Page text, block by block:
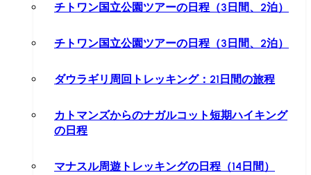
チトワン国立公園ツアーの日程（3日間、2泊）
チトワン国立公園ツアーの日程（3日間、2泊）
ダウラギリ周回トレッキング：21日間の旅程
カトマンズからのナガルコット短期ハイキング
の日程
マナスル周遊トレッキングの日程（14日間）